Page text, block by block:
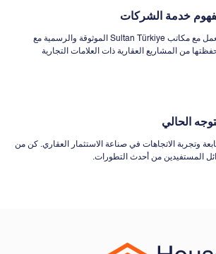
خدمة الشركات
العمل مع مكاتب Sultan Türkiye الموثوقة والرسمية مع
من المشاريع العقارية ذات العلامات التجارية
الحالي
وتجربة الاتجاهات في صناعة الاستثمار العقاري. كن من
المستفيدين من أحدث التطورات.